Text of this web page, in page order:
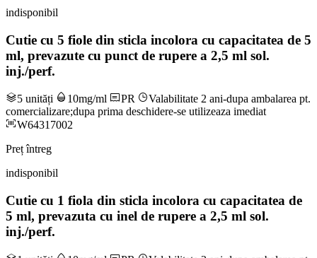
indisponibil
Cutie cu 5 fiole din sticla incolora cu capacitatea de 5
ml, prevazute cu punct de rupere a 2,5 ml sol.
inj./perf.
5 unități 10mg/ml PR
Valabilitate 2 ani-dupa ambalarea pt.
comercializare;dupa prima deschidere-se utilizeaza imediat
W64317002
Preț întreg
indisponibil
Cutie cu 1 fiola din sticla incolora cu capacitatea de
5 ml, prevazuta cu inel de rupere a 2,5 ml sol.
inj./perf.